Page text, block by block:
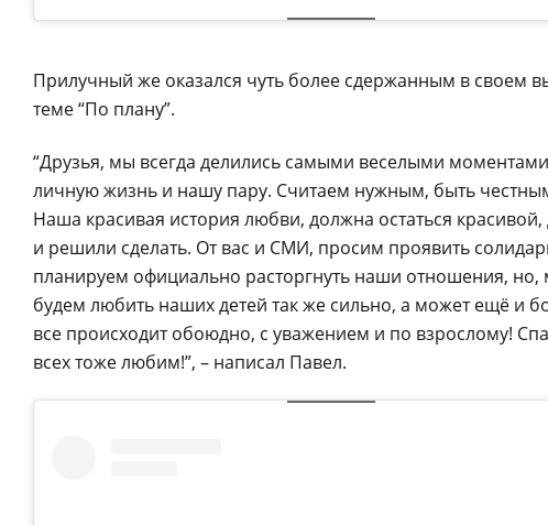
Прилучный же оказался чуть более сдержанным в своем
теме “По плану”.
“Друзья, мы всегда делились самыми веселыми
личную жизнь и нашу пару. Считаем нужным, быть
Наша красивая история любви, должна остаться
и решили сделать. От вас и СМИ, просим проявить
планируем официально расторгнуть наши отношения,
будем любить наших детей так же сильно, а может ещё и
все происходит обоюдно, с уважением и по взрослому!
всех тоже любим!”, – написал Павел.